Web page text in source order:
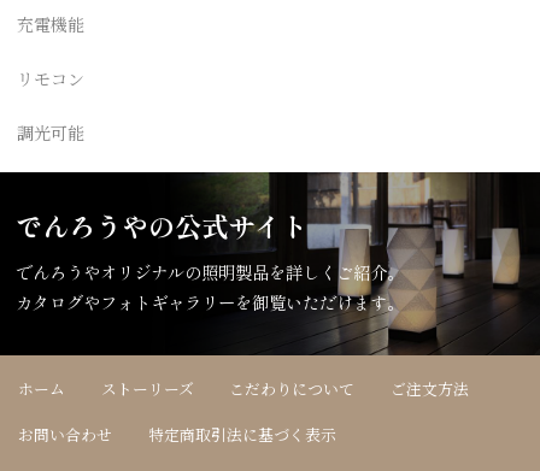
充電機能
リモコン
調光可能
でんろうやの公式サイト
でんろうやオリジナルの照明製品を詳しくご紹介。
カタログやフォトギャラリーを御覧いただけます。
ホーム ストーリーズ こだわりについて ご注文方法
お問い合わせ 特定商取引法に基づく表示